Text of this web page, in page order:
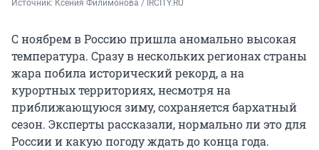
Источник: Ксения Филимонова / IRCITY.RU
С ноябрем в Россию пришла аномально высокая
температура. Сразу в нескольких регионах страны
жара побила исторический рекорд, а на
курортных территориях, несмотря на
приближающуюся зиму, сохраняется бархатный
сезон. Эксперты рассказали, нормально ли это для
России и какую погоду ждать до конца года.